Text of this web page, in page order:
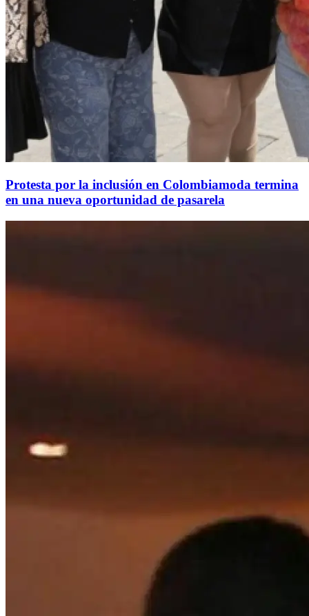
Protesta por la inclusión en Colombiamoda termina
en una nueva oportunidad de pasarela